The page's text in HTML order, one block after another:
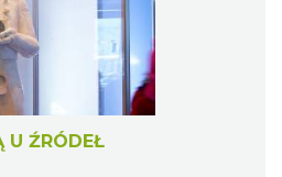
U ŹRÓDEŁ